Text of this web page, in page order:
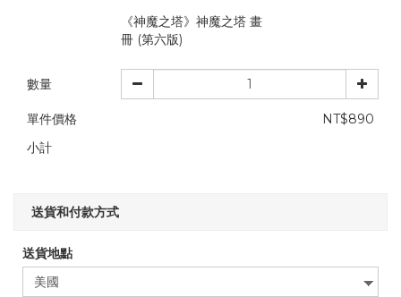
《神魔之塔》神魔之塔 畫
冊 (第六版)
數量
單件價格
NT$890
小計
送貨和付款方式
送貨地點